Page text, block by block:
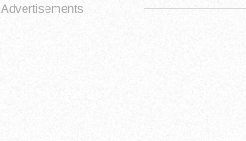
Advertisements